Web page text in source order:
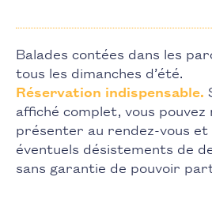
Balades contées dans les
tous les dimanches d’été.
Réservation indispensable.
affiché complet, vous
présenter au rendez-vous
éventuels désistements de
sans garantie de pouvoir